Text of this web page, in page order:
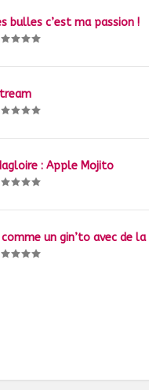
bulles c’est ma passion !
: Apple Mojito
comme un gin’to avec de